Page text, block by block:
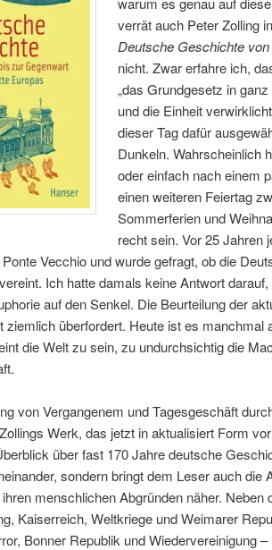
verrät auch Peter Zolling
Deutsche Geschichte
nicht. Zwar erfahre ich,
„das Grundgesetz in
und die Einheit
dieser Tag dafür
Dunkeln. Wahrscheinlich
oder einfach nach einem
einen weiteren Feiertag
Sommerferien und
recht sein. Vor 25 Jahren
Vecchio und wurde gefragt, ob die
Ich hatte damals keine Antwort
auf den Senkel. Die Beurteilung der
ziemlich überfordert. Heute ist es manchmal
die Welt zu sein, zu undurchsichtig die
von Vergangenem und Tagesgeschäft
Werk, das jetzt in aktualisiert Form
über fast 170 Jahre deutsche
sondern bringt dem Leser auch die
menschlichen Abgründen näher. Neben
Kaiserreich, Weltkriege und Weimarer
Bonner Republik und Wiedervereinigung